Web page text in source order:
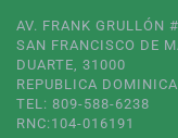
AV. FRANK GRULLÓN
SAN FRANCISCO DE
DUARTE, 31000
REPUBLICA
TEL: 809-588-6238
RNC:104-016191